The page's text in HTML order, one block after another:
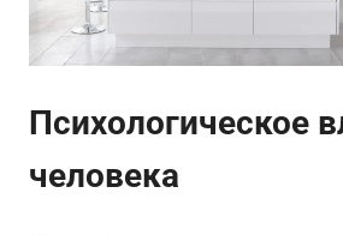
Психологическое
человека